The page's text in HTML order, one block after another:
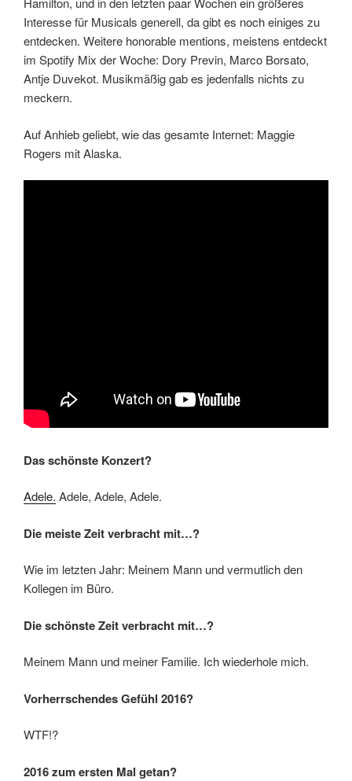
Interesse für Musicals generell, da gibt es noch einiges zu
entdecken. Weitere honorable mentions, meistens entdeckt
im Spotify Mix der Woche: Dory Previn, Marco Borsato,
Antje Duvekot. Musikmäßig gab es jedenfalls nichts zu
meckern.
Auf Anhieb geliebt, wie das gesamte Internet: Maggie
Rogers mit Alaska.
Das schönste Konzert?
Adele. Adele, Adele, Adele.
Die meiste Zeit verbracht mit…?
Wie im letzten Jahr: Meinem Mann und vermutlich den
Kollegen im Büro.
Die schönste Zeit verbracht mit…?
Meinem Mann und meiner Familie. Ich wiederhole mich.
Vorherrschendes Gefühl 2016?
WTF!?
2016 zum ersten Mal getan?